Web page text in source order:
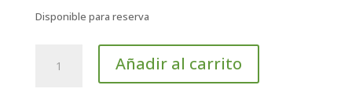
Disponible para reserva
RACE
Añadir al carrito